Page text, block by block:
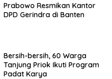
Prabowo Resmikan Kantor
DPD Gerindra di Banten
Bersih-bersih, 60 Warga
Tanjung Priok Ikuti Program
Padat Karya